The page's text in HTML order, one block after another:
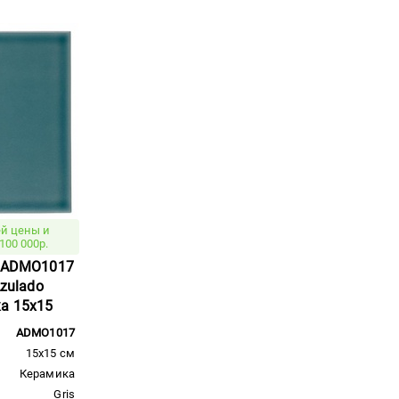
цены и
000р.
15x15
ADMO1017
15x15 см
Керамика
Gris